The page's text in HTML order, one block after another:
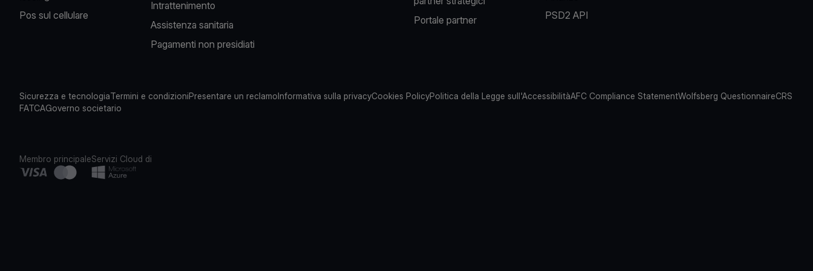
Pos sul cellulare
Intrattenimento
Assistenza sanitaria
Pagamenti non presidiati
Portale partner
PSD2 API
Sicurezza e tecnologiaTermini e condizioniPresentare un reclamoInformativa sulla privacyCookies PolicyPolitica della Legge sull'AccessibilitàAFC Compliance StatementWolfsberg QuestionnaireCRS
FATCAGoverno societario
Membro principaleServizi Cloud di